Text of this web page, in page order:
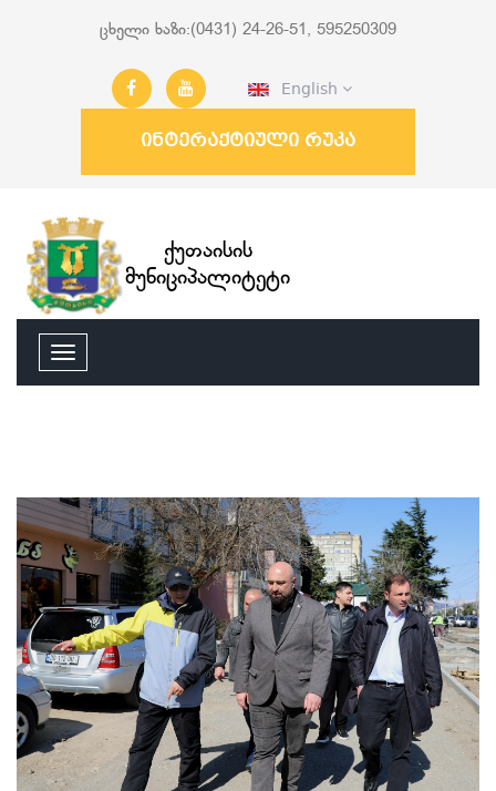
ცხელი ხაზი:(0431) 24-26-51, 595250309
English
ინტერაქტიული რუკა
ქუთაისის
მუნიციპალიტეტი